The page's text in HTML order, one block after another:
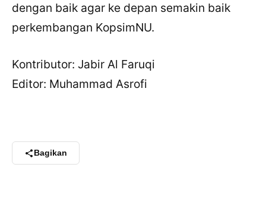
dengan baik agar ke depan semakin baik
perkembangan KopsimNU.
Kontributor: Jabir Al Faruqi
Editor: Muhammad Asrofi
Bagikan